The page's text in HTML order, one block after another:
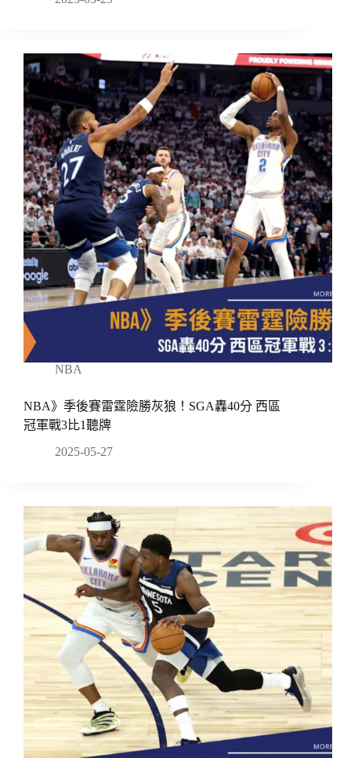
NBA
NBA》季後賽雷霆險勝灰狼！SGA轟40分 西區
冠軍戰3比1聽牌
2025-05-27